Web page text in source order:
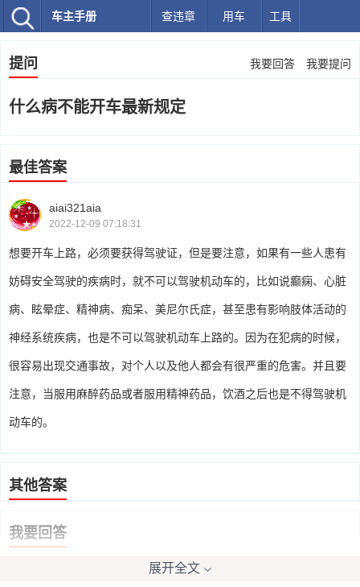
车主手册 查违章 用车 工具
提问 我要回答 我要提问
什么病不能开车最新规定
最佳答案
aiai321aia
2022-12-09 07:18:31
想要开车上路，必须要获得驾驶证，但是要注意，如果有一些人患有
妨碍安全驾驶的疾病时，就不可以驾驶机动车的，比如说癫痫、心脏
病、眩晕症、精神病、痴呆、美尼尔氏症，甚至患有影响肢体活动的
神经系统疾病，也是不可以驾驶机动车上路的。因为在犯病的时候，
很容易出现交通事故，对个人以及他人都会有很严重的危害。并且要
注意，当服用麻醉药品或者服用精神药品，饮酒之后也是不得驾驶机
动车的。
其他答案
我要回答
展开全文